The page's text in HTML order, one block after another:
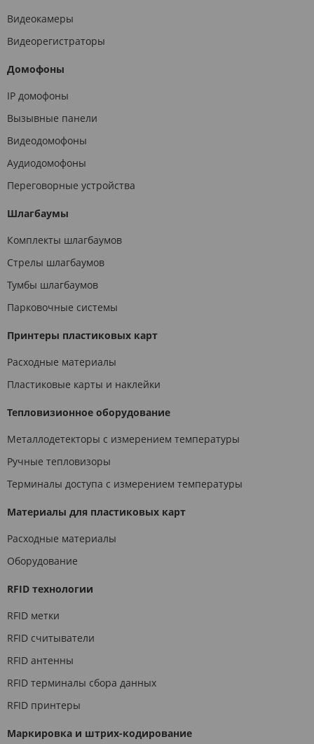
Видеокамеры
Видеорегистраторы
Домофоны
IP домофоны
Вызывные панели
Видеодомофоны
Аудиодомофоны
Переговорные устройства
Шлагбаумы
Комплекты шлагбаумов
Стрелы шлагбаумов
Тумбы шлагбаумов
Парковочные системы
Принтеры пластиковых карт
Расходные материалы
Пластиковые карты и наклейки
Тепловизионное оборудование
Металлодетекторы с измерением температуры
Ручные тепловизоры
Терминалы доступа с измерением температуры
Материалы для пластиковых карт
Расходные материалы
Оборудование
RFID технологии
RFID метки
RFID считыватели
RFID антенны
RFID терминалы сбора данных
RFID принтеры
Маркировка и штрих-кодирование